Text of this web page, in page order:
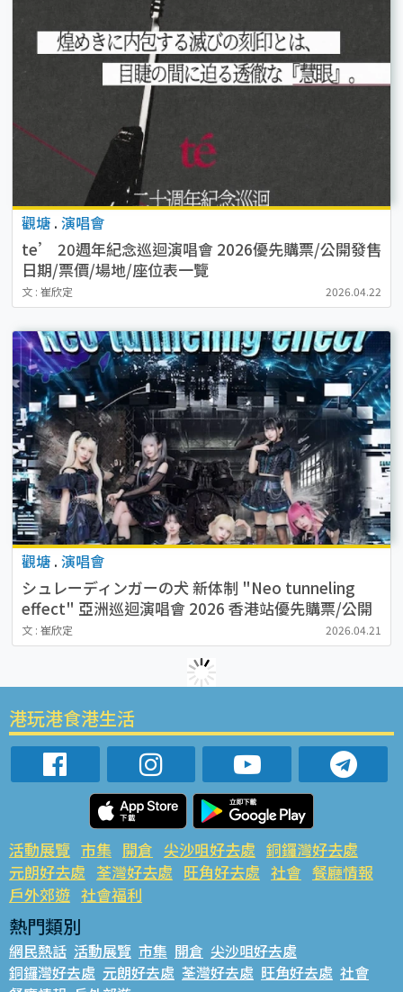
觀塘 . 演唱會
te’ 20週年紀念巡迴演唱會 2026優先購票/公開發售
日期/票價/場地/座位表一覽
文 : 崔欣定 2026.04.22
觀塘 . 演唱會
シュレーディンガーの犬 新体制 "Neo tunneling
effect" 亞洲巡迴演唱會 2026 香港站優先購票/公開
發售日期/票價/場地/座位表一覽
文 : 崔欣定 2026.04.21
港玩港食港生活
活動展覽 市集 開倉 尖沙咀好去處 銅鑼灣好去處
元朗好去處 荃灣好去處 旺角好去處 社會 餐廳情報
戶外郊遊 社會福利
熱門類別
網民熱話 活動展覽 市集 開倉 尖沙咀好去處
銅鑼灣好去處 元朗好去處 荃灣好去處 旺角好去處 社會